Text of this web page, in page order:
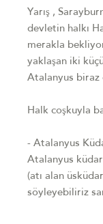
Yarış ,
devletin halkı
merakla
yaklaşan iki
Atalanyus
Halk coşkuyla
- Atalanyus
Atalanyus
(atı alan
söyleyebiliriz